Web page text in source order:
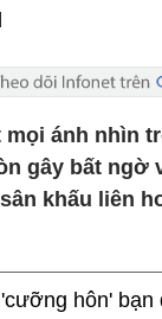
ánh nhìn
gây bất ngờ
khấu liên